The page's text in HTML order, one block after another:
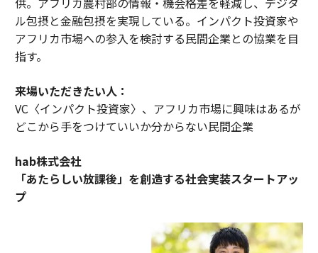
ル包摂と金融包摂を実現している。インパクト投資家や
アフリカ市場への参入を検討する民間企業との協業を目
指す。
来場いただきたい人：
VC〈インパクト投資家〉、アフリカ市場に興味はあるが
どこから手をつけていいか分からない民間企業
hab株式会社
「あたらしい放課後」を創造する社会実装スタートアッ
プ